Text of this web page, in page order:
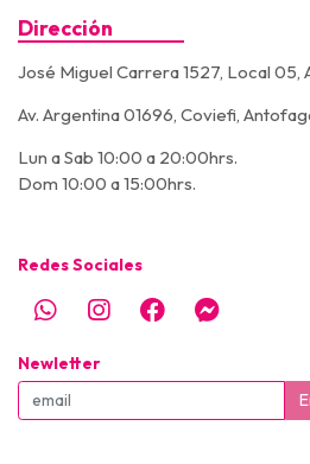
Dirección
José Miguel Carrera 1527, Local 05,
Av. Argentina 01696, Coviefi,
Lun a Sab 10:00 a 20:00hrs.
Dom 10:00 a 15:00hrs.
Redes Sociales
Newletter